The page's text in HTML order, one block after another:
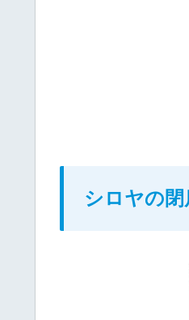
シロヤの閉